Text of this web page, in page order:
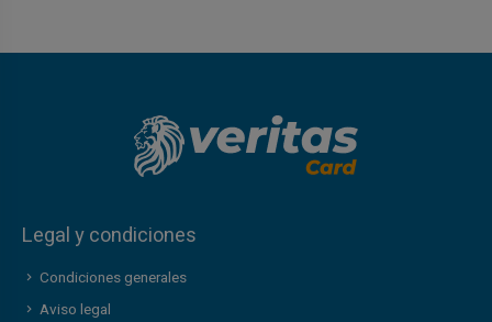
Legal y condiciones
Condiciones generales
Aviso legal